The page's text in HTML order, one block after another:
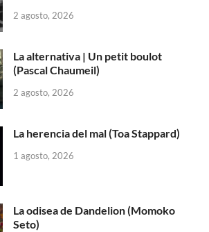
2 agosto, 2026
La alternativa | Un petit boulot
(Pascal Chaumeil)
2 agosto, 2026
La herencia del mal (Toa Stappard)
1 agosto, 2026
La odisea de Dandelion (Momoko
Seto)